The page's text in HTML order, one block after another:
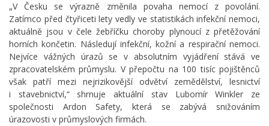
„V Česku se výrazně změnila povaha nemocí z povolání.
Zatímco před čtyřiceti lety vedly ve statistikách infekční nemoci,
aktuálně jsou v čele žebříčku choroby plynoucí z přetěžování
horních končetin. Následují infekční, kožní a respirační nemoci.
Nejvíce vážných úrazů se v absolutním vyjádření stává ve
zpracovatelském průmyslu. V přepočtu na 100 tisíc pojištěnců
však patří mezi nejrizikovější odvětví zemědělství, lesnictví
i stavebnictví,“ shrnuje aktuální stav Lubomír Winkler ze
společnosti Ardon Safety, která se zabývá snižováním
úrazovosti v průmyslových firmách.